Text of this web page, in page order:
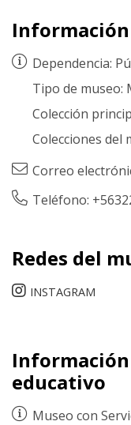
Dependencia:
Tipo de museo:
Colección
Colecciones del
Correo
Teléfono:
Redes del
INSTAGRAM
educativo
Museo con